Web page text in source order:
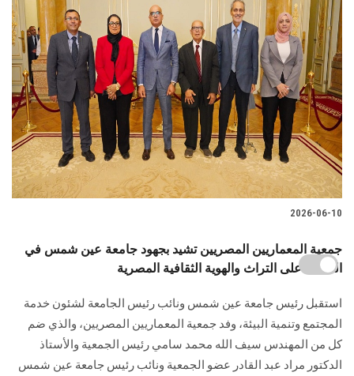
2026-06-10
جمعية المعماريين المصريين تشيد بجهود جامعة عين شمس في
الحفاظ على التراث والهوية الثقافية المصرية
استقبل رئيس جامعة عين شمس ونائب رئيس الجامعة لشئون خدمة
المجتمع وتنمية البيئة، وفد جمعية المعماريين المصريين، والذي ضم
كل من المهندس سيف الله محمد سامي رئيس الجمعية والأستاذ
الدكتور مراد عبد القادر عضو الجمعية ونائب رئيس جامعة عين شمس